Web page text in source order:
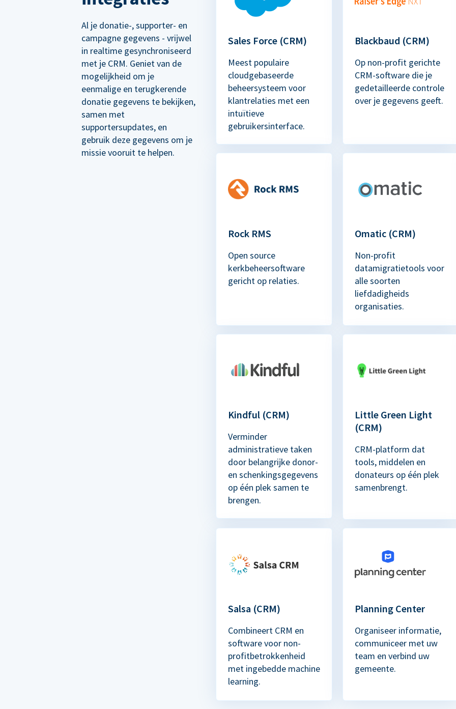
Al je donatie-, supporter- en
campagne gegevens - vrijwel
in realtime gesynchroniseerd
met je CRM. Geniet van de
mogelijkheid om je
eenmalige en terugkerende
donatie gegevens te bekijken,
samen met
supportersupdates, en
gebruik deze gegevens om je
missie vooruit te helpen.
Sales Force (CRM)
Meest populaire
cloudgebaseerde
beheersysteem voor
klantrelaties met een
intuïtieve
gebruikersinterface.
Blackbaud (CRM)
Op non-profit gerichte
CRM-software die je
gedetailleerde controle
over je gegevens geeft.
Rock RMS
Open source
kerkbeheersoftware
gericht op relaties.
Omatic (CRM)
Non-profit
datamigratietools voor
alle soorten
liefdadigheids
organisaties.
Kindful (CRM)
Verminder
administratieve taken
door belangrijke donor-
en schenkingsgegevens
op één plek samen te
brengen.
Little Green Light
(CRM)
CRM-platform dat
tools, middelen en
donateurs op één plek
samenbrengt.
Salsa (CRM)
Combineert CRM en
software voor non-
profitbetrokkenheid
met ingebedde machine
learning.
Planning Center
Organiseer informatie,
communiceer met uw
team en verbind uw
gemeente.